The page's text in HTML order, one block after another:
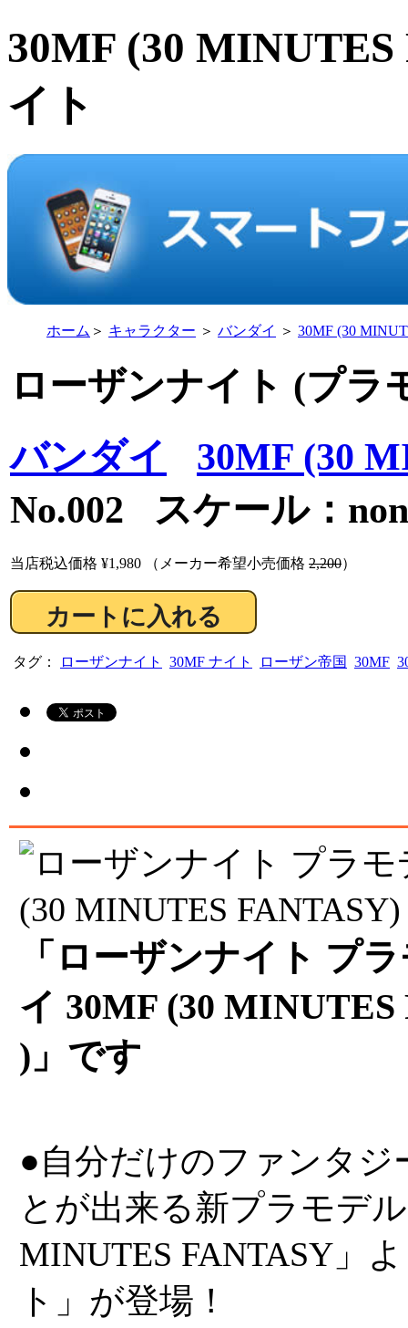
30MF (30
イト
ホーム ＞ キャラクター ＞ バンダイ ＞ 30MF (30
ローザンナイト (プラ
バンダイ
30MF (30
No.002 スケール：non
当店税込価格 ¥1,980 （メーカー希望小売価格 2,200）
タグ： ローザンナイト 30MF ナイト ローザン帝国 30MF
「ローザンナイト プ
イ 30MF (30
)」です
●自分だけのファンタ
とが出来る新プラモデ
MINUTES FANTASY」
ト」が登場！